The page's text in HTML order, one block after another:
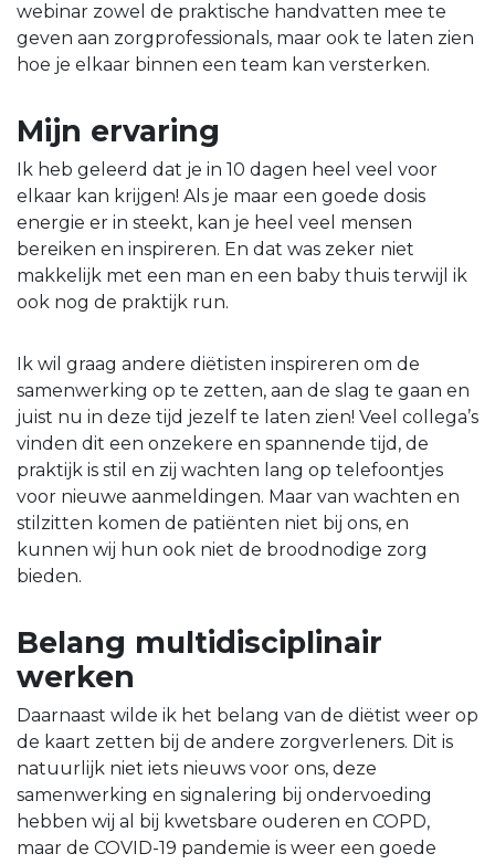
webinar zowel de praktische handvatten mee te
geven aan zorgprofessionals, maar ook te laten zien
hoe je elkaar binnen een team kan versterken.
Mijn ervaring
Ik heb geleerd dat je in 10 dagen heel veel voor
elkaar kan krijgen! Als je maar een goede dosis
energie er in steekt, kan je heel veel mensen
bereiken en inspireren. En dat was zeker niet
makkelijk met een man en een baby thuis terwijl ik
ook nog de praktijk run.
Ik wil graag andere diëtisten inspireren om de
samenwerking op te zetten, aan de slag te gaan en
juist nu in deze tijd jezelf te laten zien! Veel collega’s
vinden dit een onzekere en spannende tijd, de
praktijk is stil en zij wachten lang op telefoontjes
voor nieuwe aanmeldingen. Maar van wachten en
stilzitten komen de patiënten niet bij ons, en
kunnen wij hun ook niet de broodnodige zorg
bieden.
Belang multidisciplinair
werken
Daarnaast wilde ik het belang van de diëtist weer op
de kaart zetten bij de andere zorgverleners. Dit is
natuurlijk niet iets nieuws voor ons, deze
samenwerking en signalering bij ondervoeding
hebben wij al bij kwetsbare ouderen en COPD,
maar de COVID-19 pandemie is weer een goede